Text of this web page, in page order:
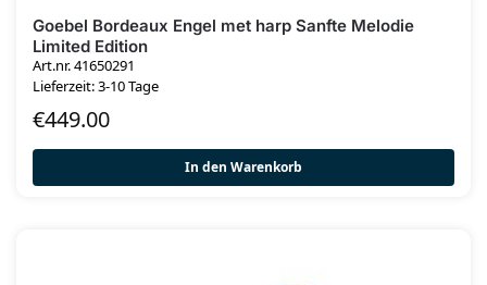
Goebel Bordeaux Engel met harp Sanfte Melodie
Limited Edition
Art.nr. 41650291
Lieferzeit: 3-10 Tage
€449.00
In den Warenkorb